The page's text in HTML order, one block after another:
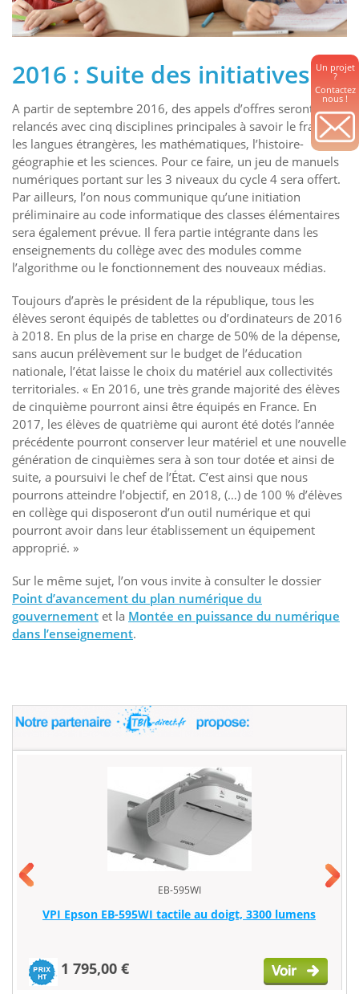
Un projet
?
Contactez
nous !
2016 : Suite des initiatives
A partir de septembre 2016, des appels d’offres seront
relancés avec cinq disciplines principales à savoir le français,
les langues étrangères, les mathématiques, l’histoire-
géographie et les sciences. Pour ce faire, un jeu de manuels
numériques portant sur les 3 niveaux du cycle 4 sera offert.
Par ailleurs, l’on nous communique qu’une initiation
préliminaire au code informatique des classes élémentaires
sera également prévue. Il fera partie intégrante dans les
enseignements du collège avec des modules comme
l’algorithme ou le fonctionnement des nouveaux médias.
Toujours d’après le président de la république, tous les
élèves seront équipés de tablettes ou d’ordinateurs de 2016
à 2018. En plus de la prise en charge de 50% de la dépense,
sans aucun prélèvement sur le budget de l’éducation
nationale, l’état laisse le choix du matériel aux collectivités
territoriales. « En 2016, une très grande majorité des élèves
de cinquième pourront ainsi être équipés en France. En
2017, les élèves de quatrième qui auront été dotés l’année
précédente pourront conserver leur matériel et une nouvelle
génération de cinquièmes sera à son tour dotée et ainsi de
suite, a poursuivi le chef de l’État. C’est ainsi que nous
pourrons atteindre l’objectif, en 2018, (…) de 100 % d’élèves
en collège qui disposeront d’un outil numérique et qui
pourront avoir dans leur établissement un équipement
approprié. »
Sur le même sujet, l’on vous invite à consulter le dossier
Point d’avancement du plan numérique du
gouvernement et la Montée en puissance du numérique
dans l’enseignement.
EB-595WI
VPI Epson EB-595WI tactile au doigt, 3300 lumens
1 795,00 €